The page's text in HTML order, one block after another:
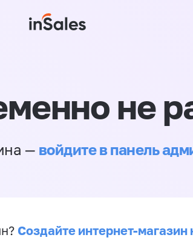
не
— войдите в панель
Создайте интернет-магазин